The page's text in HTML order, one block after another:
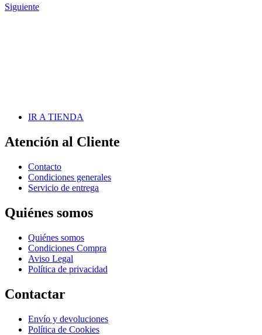
Siguiente
IR A TIENDA
Atención al Cliente
Contacto
Condiciones generales
Servicio de entrega
Quiénes somos
Quiénes somos
Condiciones Compra
Aviso Legal
Política de privacidad
Contactar
Envío y devoluciones
Política de Cookies